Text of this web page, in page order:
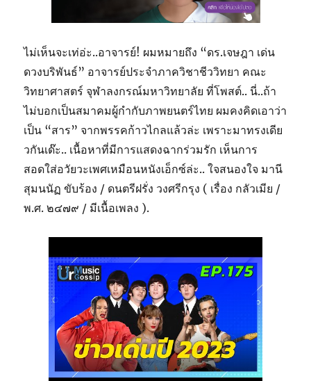
ไม่เห็นจะเท่อ่ะ..อาจารย์! ผมหมายถึง “ดร.เจษฎา เด่น
ดวงบริพันธ์” อาจารย์ประจำภาควิชาชีววิทยา คณะ
วิทยาศาสตร์ จุฬาลงกรณ์มหาวิทยาลัย ที่โพสต์.. นี่..ถ้า
ไม่บอกเป็นสมาคมผู้กำกับภาพยนตร์ไทย ผมคงคิดเอาว่า
เป็น “สาร” จากพรรคก้าวไกลแล้วล่ะ เพราะมาทรงเดีย
วกันเด๊ะ.. เนื้อหาที่มีการแสดงฉากร่วมรัก เห็นการ
สอดใส่อวัยวะเพศเหมือนหนังเอ็กซ์ล่ะ.. ใจสนองใจ มานี
สุมนนัฏ ขับร้อง / ดนตรีฝรั่ง วงศรีกรุง ( เรื่อง กลัวเมีย /
พ.ศ. ๒๔๗๙ / มีเนื้อเพลง ).